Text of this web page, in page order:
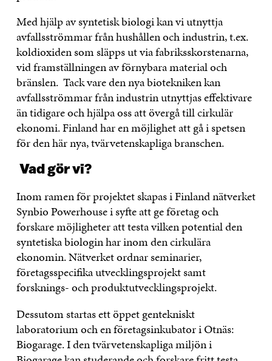
Med hjälp av syntetisk biologi kan vi utnyttja
avfallsströmmar från hushållen och industrin, t.ex.
koldioxiden som släpps ut via fabriksskorstenarna,
vid framställningen av förnybara material och
bränslen. Tack vare den nya biotekniken kan
avfallsströmmar från industrin utnyttjas effektivare
än tidigare och hjälpa oss att övergå till cirkulär
ekonomi. Finland har en möjlighet att gå i spetsen
för den här nya, tvärvetenskapliga branschen.
Vad gör vi?
Inom ramen för projektet skapas i Finland nätverket
Synbio Powerhouse i syfte att ge företag och
forskare möjligheter att testa vilken potential den
syntetiska biologin har inom den cirkulära
ekonomin. Nätverket ordnar seminarier,
företagsspecifika utvecklingsprojekt samt
forsknings- och produktutvecklingsprojekt.
Dessutom startas ett öppet gentekniskt
laboratorium och en företagsinkubator i Otnäs:
Biogarage. I den tvärvetenskapliga miljön i